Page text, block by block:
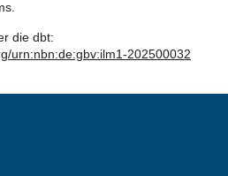
die dbt:
urn:nbn:de:gbv:ilm1-202500032